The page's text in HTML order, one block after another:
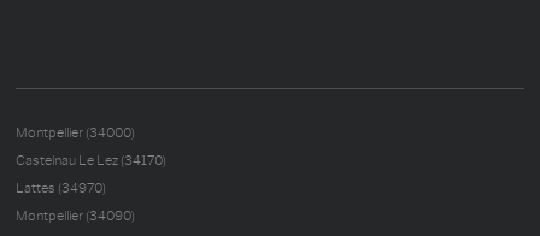
Montpellier (34000)
Castelnau Le Lez (34170)
Lattes (34970)
Montpellier (34090)